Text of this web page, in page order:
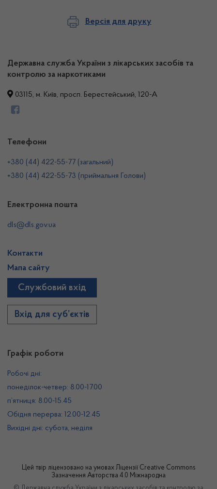
Версія для друку
Державна служба України з лікарських засобів та
контролю за наркотиками
03115, м. Київ, просп. Берестейський, 120-А
Графік роботи
Робочі дні:
понеділок-четвер: 8.00-17.00
п’ятниця: 8.00-15.45
Обідня перерва: 12.00-12.45
Вихідні дні: субота, неділя
Телефони
+380 (44) 422-55-77 (загальний)
+380 (44) 422-55-73 (приймальня Голови)
Електронна пошта
dls@dls.gov.ua
Контакти
Мапа сайту
Службовий вхід
Вхід для суб’єктів
Цей твір ліцензовано на умовах Ліцензії Creative Commons
Зазначення Авторства 4.0 Міжнародна